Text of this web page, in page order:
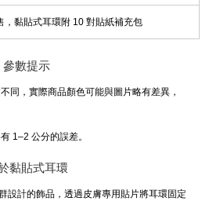
，黏貼式耳環附 10 對貼紙補充包
參數提示
同，實際商品顏色可能與圖片略有差異，
1–2 公分的誤差。
黏貼式耳環
設計的飾品，透過皮膚專用貼片將耳環固定